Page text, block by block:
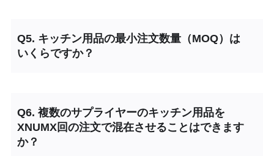
Q5. キッチン用品の最小注文数量（MOQ）は
いくらですか？
Q6. 複数のサプライヤーのキッチン用品を
XNUMX回の注文で混在させることはできます
か？